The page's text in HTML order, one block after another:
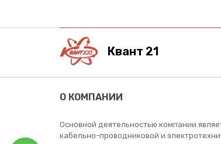
Квант 21
О КОМПАНИИ
Основной деятельностью компании
кабельно-проводниковой и